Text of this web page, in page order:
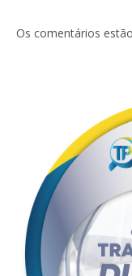
Os comentários